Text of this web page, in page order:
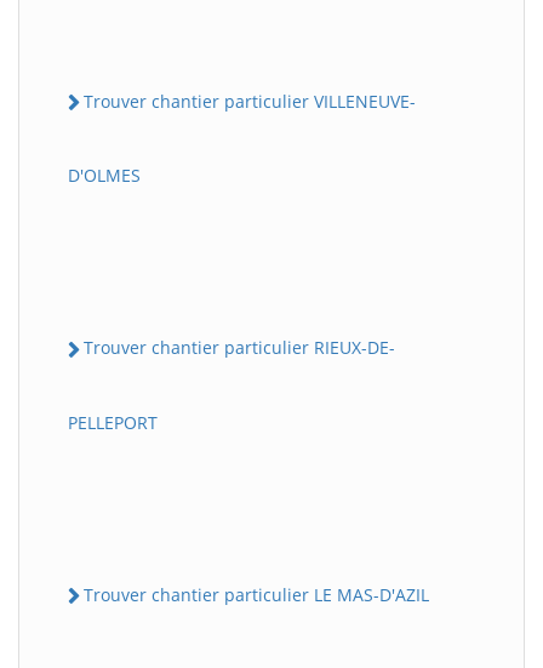
Trouver chantier particulier VILLENEUVE-
D'OLMES
Trouver chantier particulier RIEUX-DE-
PELLEPORT
Trouver chantier particulier LE MAS-D'AZIL